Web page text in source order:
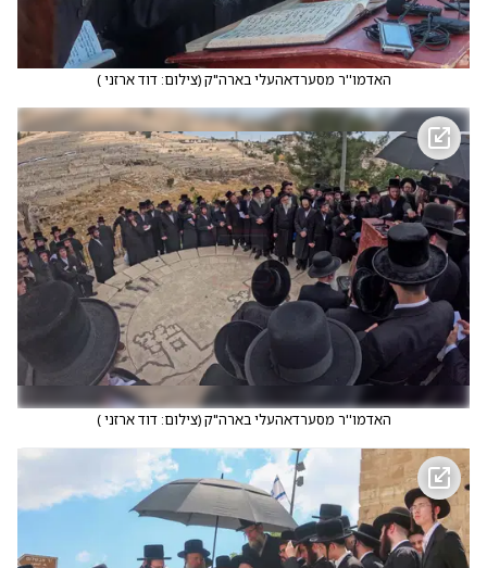
האדמו''ר מסערדאהעלי בארה"ק(צילום: דוד ארזני)
האדמו''ר מסערדאהעלי בארה"ק(צילום: דוד ארזני)